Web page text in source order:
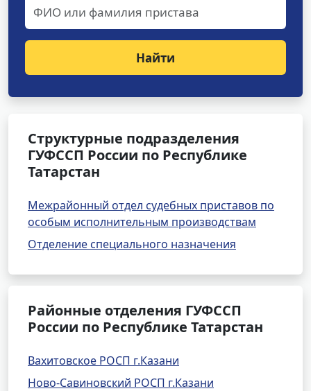
Найти
Структурные подразделения
ГУФССП России по Республике
Татарстан
Межрайонный отдел судебных приставов по
особым исполнительным производствам
Отделение специального назначения
Районные отделения ГУФССП
России по Республике Татарстан
Вахитовское РОСП г.Казани
Ново-Савиновский РОСП г.Казани